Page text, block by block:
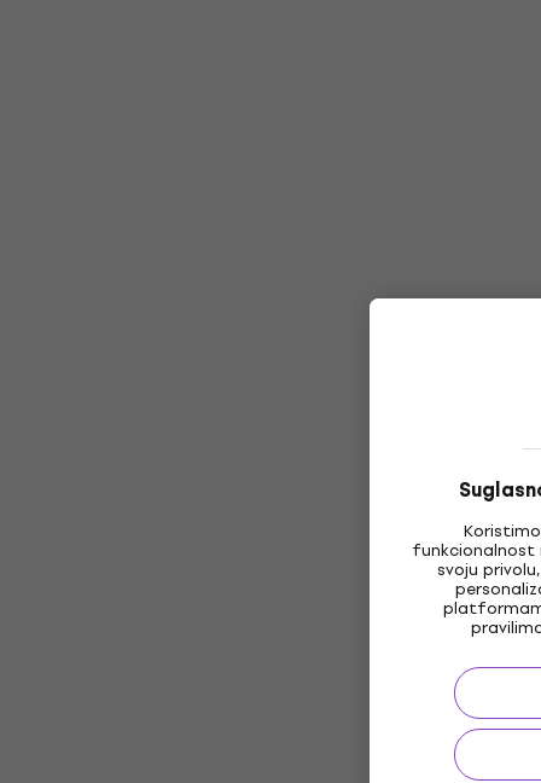
funkcionalnost
svoju